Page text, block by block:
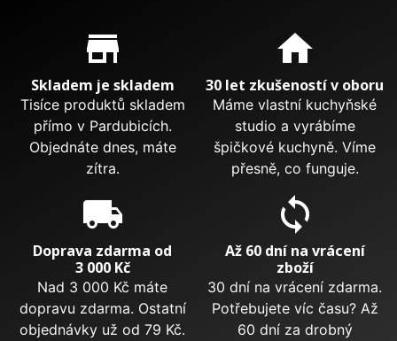
Proč nakupovat u nás?
store_mall_directory
Skladem je skladem
Tisíce produktů skladem
přímo v Pardubicích.
Objednáte dnes, máte
zítra.
home
30 let zkušeností v oboru
Máme vlastní kuchyňské
studio a vyrábíme
špičkové kuchyně. Víme
přesně, co funguje.
local_shipping
Doprava zdarma od
3 000 Kč
Nad 3 000 Kč máte
dopravu zdarma. Ostatní
objednávky už od 79 Kč.
sync
Až 60 dní na vrácení
zboží
30 dní na vrácení zdarma.
Potřebujete víc času? Až
60 dní za drobný